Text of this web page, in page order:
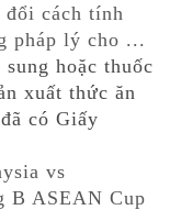
cách tính
pháp lý cho ...
hoặc thuốc
xuất thức ăn
có Giấy
vs
B ASEAN Cup